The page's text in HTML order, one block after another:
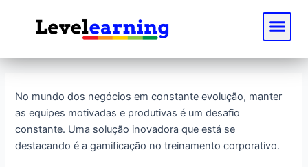
conteúdo
No mundo dos negócios em constante evolução, manter
as equipes motivadas e produtivas é um desafio
constante. Uma solução inovadora que está se
destacando é a gamificação no treinamento corporativo.
navigation